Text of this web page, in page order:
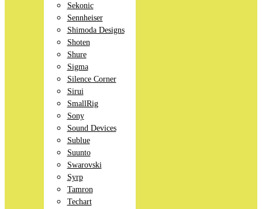
Sekonic
Sennheiser
Shimoda Designs
Shoten
Shure
Sigma
Silence Corner
Sirui
SmallRig
Sony
Sound Devices
Sublue
Suunto
Swarovski
Syrp
Tamron
Techart